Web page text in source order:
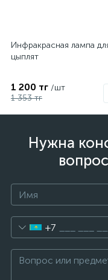
Инфракрасная лампа
цыплят
1 200 тг /шт
1 353 тг
Нужна
+7